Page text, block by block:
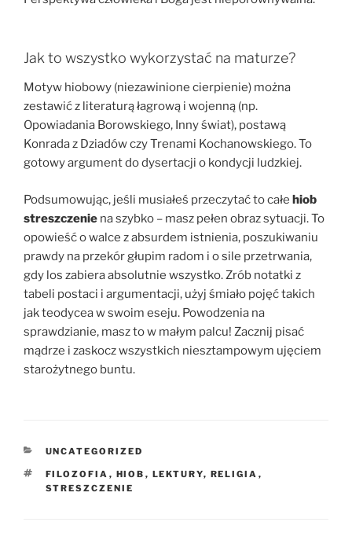
Jak to wszystko wykorzystać na maturze?
Motyw hiobowy (niezawinione cierpienie) można
zestawić z literaturą łagrową i wojenną (np.
Opowiadania Borowskiego, Inny świat), postawą
Konrada z Dziadów czy Trenami Kochanowskiego. To
gotowy argument do dysertacji o kondycji ludzkiej.
Podsumowując, jeśli musiałeś przeczytać to całe hiob
streszczenie na szybko – masz pełen obraz sytuacji. To
opowieść o walce z absurdem istnienia, poszukiwaniu
prawdy na przekór głupim radom i o sile przetrwania,
gdy los zabiera absolutnie wszystko. Zrób notatki z
tabeli postaci i argumentacji, użyj śmiało pojęć takich
jak teodycea w swoim eseju. Powodzenia na
sprawdzianie, masz to w małym palcu! Zacznij pisać
mądrze i zaskocz wszystkich niesztampowym ujęciem
starożytnego buntu.
KATEGORIE
UNCATEGORIZED
TAGI
FILOZOFIA , HIOB , LEKTURY, RELIGIA ,
STRESZCZENIE